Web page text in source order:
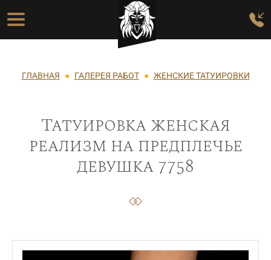
Перейти к основному содержанию
Основная навигация
Строка навигации
ГЛАВНАЯ ГАЛЕРЕЯ РАБОТ ЖЕНСКИЕ ТАТУИРОВКИ
Татуировка женская
реализм на предплечье
девушка 7758